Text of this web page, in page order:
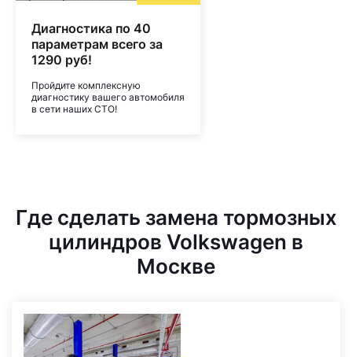
Диагностика по 40
параметрам всего за
1290 руб!
Пройдите комплексную
диагностику вашего автомобиля
в сети наших СТО!
Где сделать замена тормозных
цилиндров Volkswagen в
Москве